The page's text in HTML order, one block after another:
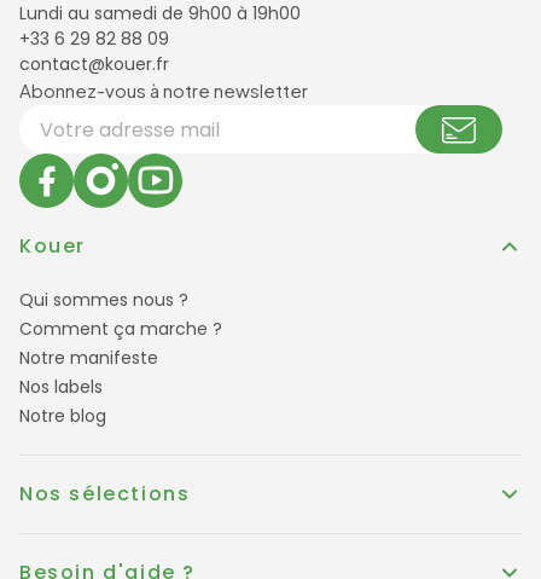
Lundi au samedi de 9h00 à 19h00
+33 6 29 82 88 09
contact@kouer.fr
Newsletter et réseaux sociaux
Abonnez-vous à notre newsletter
Votre adresse email
Kouer
Qui sommes nous ?
Comment ça marche ?
Notre manifeste
Nos labels
Notre blog
Nos sélections
Besoin d'aide ?